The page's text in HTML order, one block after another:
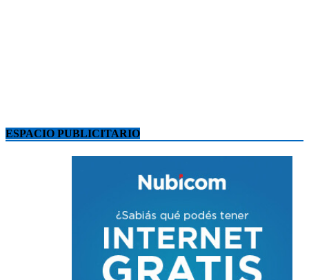
ESPACIO PUBLICITARIO